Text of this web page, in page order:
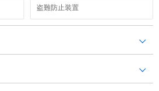
盗難防止装置